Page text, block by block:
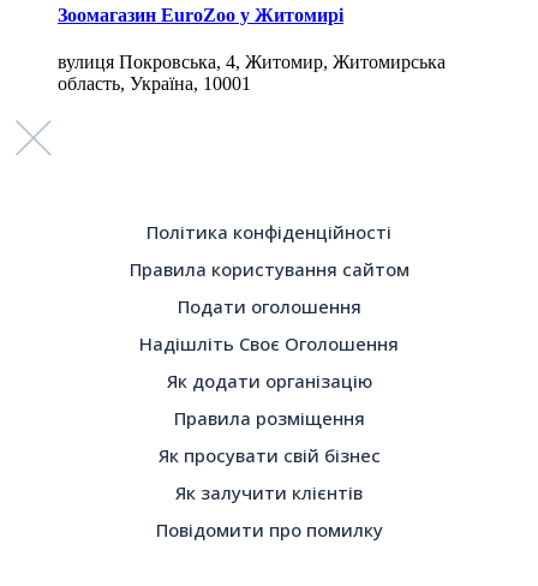
Зоомагазин EuroZoo у Житомирі
вулиця Покровська, 4, Житомир, Житомирська
область, Україна, 10001
Політика конфіденційності
Правила користування сайтом
Подати оголошення
Надішліть Своє Оголошення
Як додати організацію
Правила розміщення
Як просувати свій бізнес
Як залучити клієнтів
Повідомити про помилку